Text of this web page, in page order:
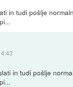
in tudi pošlje
in tudi pošlje